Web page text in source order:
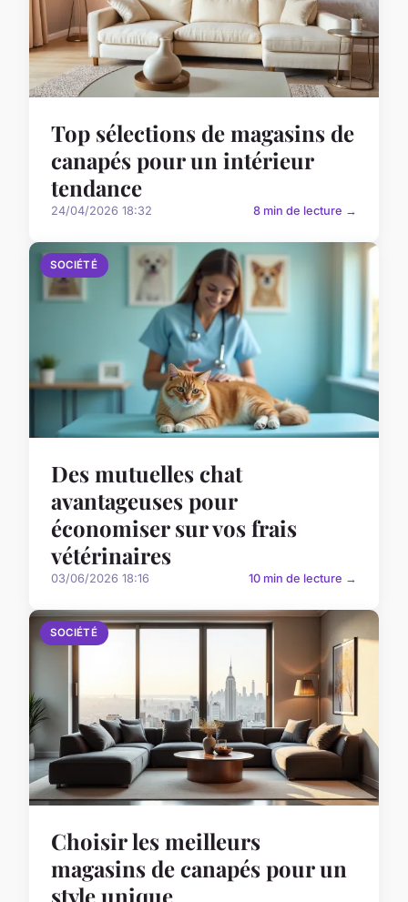
Top sélections de magasins de
canapés pour un intérieur
tendance
24/04/2026 18:32 8 min de lecture →
SOCIÉTÉ
Des mutuelles chat
avantageuses pour
économiser sur vos frais
vétérinaires
03/06/2026 18:16 10 min de lecture →
SOCIÉTÉ
Choisir les meilleurs
magasins de canapés pour un
style unique